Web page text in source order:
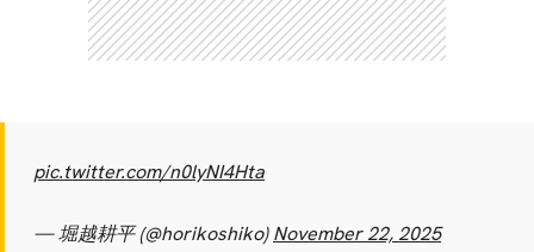
pic.twitter.com/n0lyNI4Hta
— 堀越耕平 (@horikoshiko)November 22, 2025